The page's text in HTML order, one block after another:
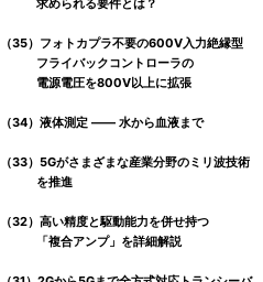
（35）フォトカプラ不要の600V入力絶縁型
フライバックコントローラの
電源電圧を800V以上に拡張
（34）液体測定 ―― 水から血液まで
（33）5Gがさまざまな産業分野のミリ波技術
を推進
（32）高い精度と駆動能力を併せ持つ
「複合アンプ」を詳細解説